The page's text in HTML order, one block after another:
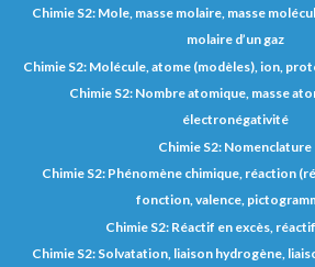
Chimie S2: Mole, masse molaire, masse
molaire d’un gaz
Chimie S2: Molécule, atome (modèles), ion,
Chimie S2: Nombre atomique, masse
électronégativité
Chimie S2: Nomenclature
Chimie S2: Phénomène chimique, réaction
fonction, valence,
Chimie S2: Réactif en excès,
Chimie S2: Solvatation, liaison hydrogène,